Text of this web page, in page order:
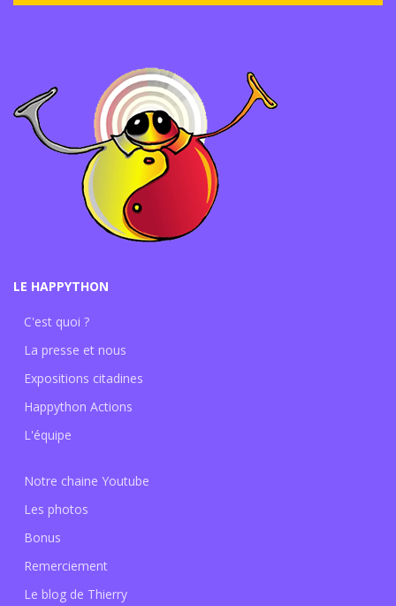
LE HAPPYTHON
C'est quoi ?
La presse et nous
Expositions citadines
Happython Actions
L'équipe
Notre chaine Youtube
Les photos
Bonus
Remerciement
Le blog de Thierry